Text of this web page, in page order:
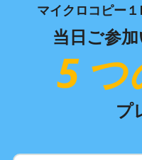
マイクロコピー
当日ご参
5
プ